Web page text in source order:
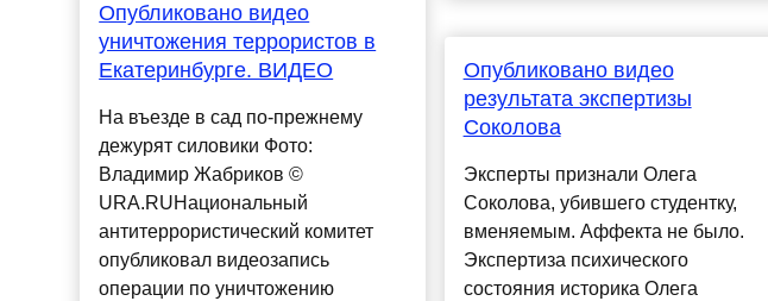
Опубликовано видео
уничтожения террористов в
Екатеринбурге. ВИДЕО
На въезде в сад по-прежнему
дежурят силовики Фото:
Владимир Жабриков ©
URA.RUНациональный
антитеррористический комитет
опубликовал видеозапись
операции по уничтожению
Опубликовано видео
результата экспертизы
Соколова
Эксперты признали Олега
Соколова, убившего студентку,
вменяемым. Аффекта не было.
Экспертиза психического
состояния историка Олега